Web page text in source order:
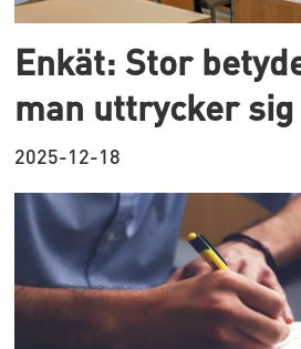
Enkät: Stor
man uttrycker sig
2025-12-18